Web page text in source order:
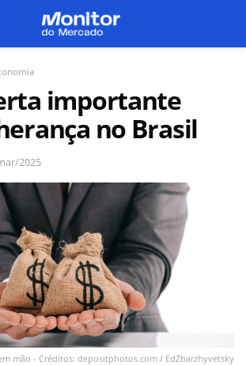
importante
no Brasil
2025
mão - Créditos: depositphotos.com / EdZbarzhyvetsky